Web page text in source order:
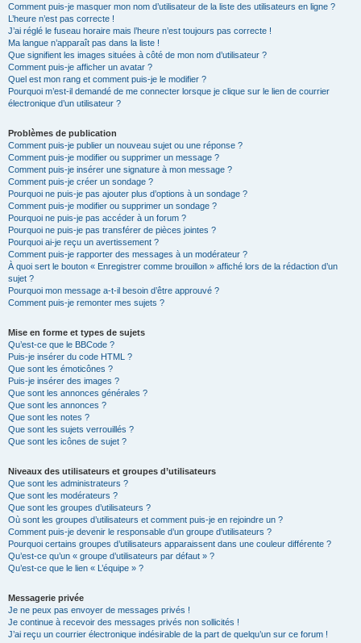
Comment puis-je masquer mon nom d’utilisateur de la liste des utilisateurs en ligne ?
L’heure n’est pas correcte !
J’ai réglé le fuseau horaire mais l’heure n’est toujours pas correcte !
Ma langue n’apparaît pas dans la liste !
Que signifient les images situées à côté de mon nom d’utilisateur ?
Comment puis-je afficher un avatar ?
Quel est mon rang et comment puis-je le modifier ?
Pourquoi m’est-il demandé de me connecter lorsque je clique sur le lien de courrier
électronique d’un utilisateur ?
Problèmes de publication
Comment puis-je publier un nouveau sujet ou une réponse ?
Comment puis-je modifier ou supprimer un message ?
Comment puis-je insérer une signature à mon message ?
Comment puis-je créer un sondage ?
Pourquoi ne puis-je pas ajouter plus d’options à un sondage ?
Comment puis-je modifier ou supprimer un sondage ?
Pourquoi ne puis-je pas accéder à un forum ?
Pourquoi ne puis-je pas transférer de pièces jointes ?
Pourquoi ai-je reçu un avertissement ?
Comment puis-je rapporter des messages à un modérateur ?
À quoi sert le bouton « Enregistrer comme brouillon » affiché lors de la rédaction d’un
sujet ?
Pourquoi mon message a-t-il besoin d’être approuvé ?
Comment puis-je remonter mes sujets ?
Mise en forme et types de sujets
Qu’est-ce que le BBCode ?
Puis-je insérer du code HTML ?
Que sont les émoticônes ?
Puis-je insérer des images ?
Que sont les annonces générales ?
Que sont les annonces ?
Que sont les notes ?
Que sont les sujets verrouillés ?
Que sont les icônes de sujet ?
Niveaux des utilisateurs et groupes d’utilisateurs
Que sont les administrateurs ?
Que sont les modérateurs ?
Que sont les groupes d’utilisateurs ?
Où sont les groupes d’utilisateurs et comment puis-je en rejoindre un ?
Comment puis-je devenir le responsable d’un groupe d’utilisateurs ?
Pourquoi certains groupes d’utilisateurs apparaissent dans une couleur différente ?
Qu’est-ce qu’un « groupe d’utilisateurs par défaut » ?
Qu’est-ce que le lien « L’équipe » ?
Messagerie privée
Je ne peux pas envoyer de messages privés !
Je continue à recevoir des messages privés non sollicités !
J’ai reçu un courrier électronique indésirable de la part de quelqu’un sur ce forum !